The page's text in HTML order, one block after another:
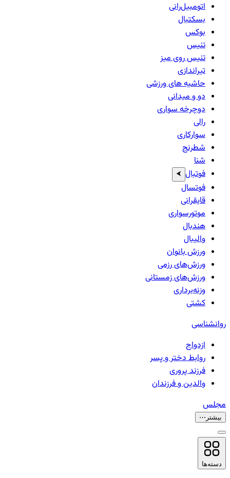
اتومبیل‌رانی
بسکتبال
بوکس
تنیس
تنیس روی میز
تیراندازی
حاشیه های ورزشی
دو و میدانی
دوچرخه سواری
رالی
سوارکاری
شطرنج
شنا
فوتبال ⮜
فوتسال
قایقرانی
موتورسواری
هندبال
والیبال
ورزش بانوان
ورزش‌های رزمی
ورزش‌های زمستانی
وزنه‌برداری
کشتی
روانشناسی
ازدواج
روابط دختر و پسر
فرزند پروری
والدین و فرزندان
مجلس
بیشتر ⋯
دسته‌ها